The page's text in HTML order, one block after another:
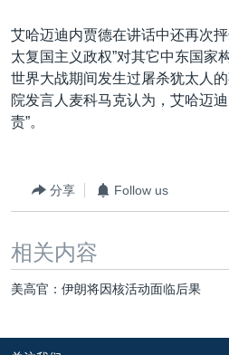
全球议题
环境
美国建国250周年
埃博拉疫情
美国之音专访
台海两岸关系
南中国海争端
关注西藏
关注新疆
关注我们
其他语言网站
艾哈迈迪内贾德在讲话中还再次
太复国主义政权”对其它中东国家
世界大战期间发生过屠杀犹太人
院发言人麦科马克认为，艾哈迈
责”。
分享 Follow us
相关内容
美高官：伊朗将因核活动面临后果